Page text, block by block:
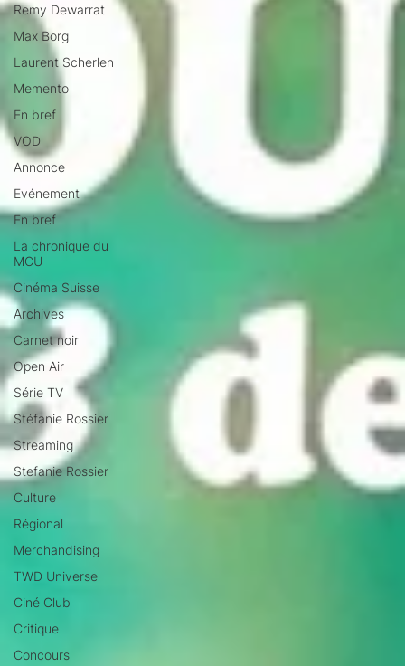
Remy Dewarrat
Max Borg
Laurent Scherlen
Memento
En bref
VOD
Annonce
Evénement
En bref
La chronique du
MCU
Cinéma Suisse
Archives
Carnet noir
Open Air
Série TV
Stéfanie Rossier
Streaming
Stefanie Rossier
Culture
Régional
Merchandising
TWD Universe
Ciné Club
Critique
Concours